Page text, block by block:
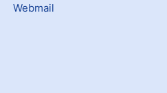
Internos
Webmail